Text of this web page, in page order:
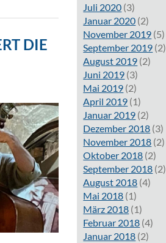
DIE
Juli 2020 (3)
Januar 2020 (2)
November 2019 (5)
September 2019 (2)
August 2019 (2)
Juni 2019 (3)
Mai 2019 (2)
April 2019 (1)
Januar 2019 (2)
Dezember 2018 (3)
November 2018 (2)
Oktober 2018 (2)
September 2018 (2)
August 2018 (4)
Mai 2018 (1)
März 2018 (1)
Februar 2018 (4)
Januar 2018 (2)